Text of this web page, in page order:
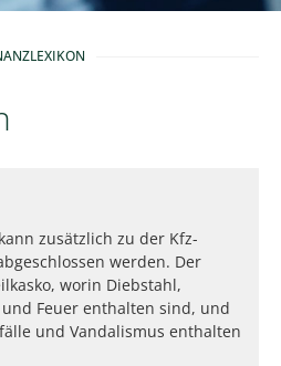
zusätzlich zu der Kfz-
werden. Der
worin Diebstahl,
Feuer enthalten sind, und
und Vandalismus enthalten